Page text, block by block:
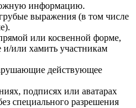
инфоpмацию.
выражения (в том числе
или косвенной форме,
и/или хамить участникам
действyющее
подписях или аватарах
специального разрешения